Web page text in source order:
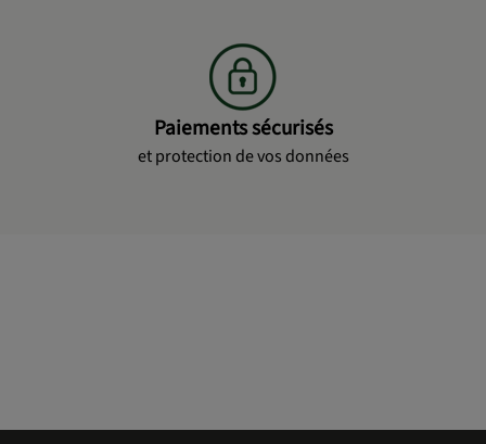
Paiements sécurisés
et protection de vos données